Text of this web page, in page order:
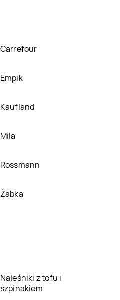
Carrefour
Empik
Kaufland
Mila
Rossmann
Żabka
Naleśniki z tofu i
szpinakiem